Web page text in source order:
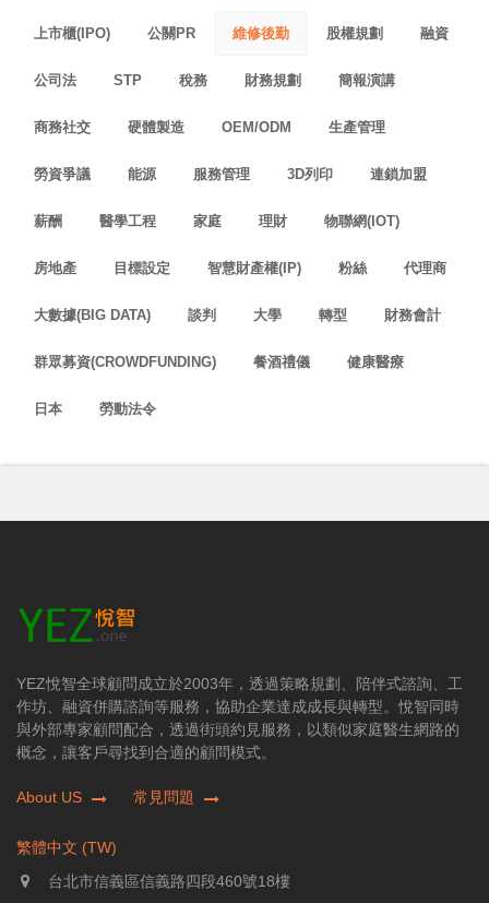
上市櫃(IPO) 公關PR 維修後勤 股權規劃 融資
公司法 STP 稅務 財務規劃 簡報演講
商務社交 硬體製造 OEM/ODM 生產管理
勞資爭議 能源 服務管理 3D列印 連鎖加盟
薪酬 醫學工程 家庭 理財 物聯網(IOT)
房地產 目標設定 智慧財產權(IP) 粉絲 代理商
大數據(BIG DATA) 談判 大學 轉型 財務會計
群眾募資(CROWDFUNDING) 餐酒禮儀 健康醫療
日本 勞動法令
YEZ悅智全球顧問成立於2003年，透過策略規劃、陪伴式諮詢、工
作坊、融資併購諮詢等服務，協助企業達成成長與轉型。悅智同時
與外部專家顧問配合，透過街頭約見服務，以類似家庭醫生網路的
概念，讓客戶尋找到合適的顧問模式。
About US 常見問題
繁體中文 (TW)
台北市信義區信義路四段460號18樓